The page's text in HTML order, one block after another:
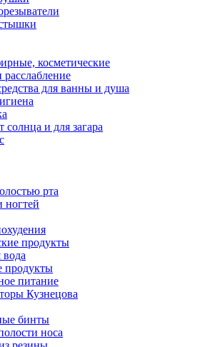
косметические
для ванны и душа
солнца и для загара
рта
ногтей
продукты
вода
питание
Кузнецова
бинты
носа